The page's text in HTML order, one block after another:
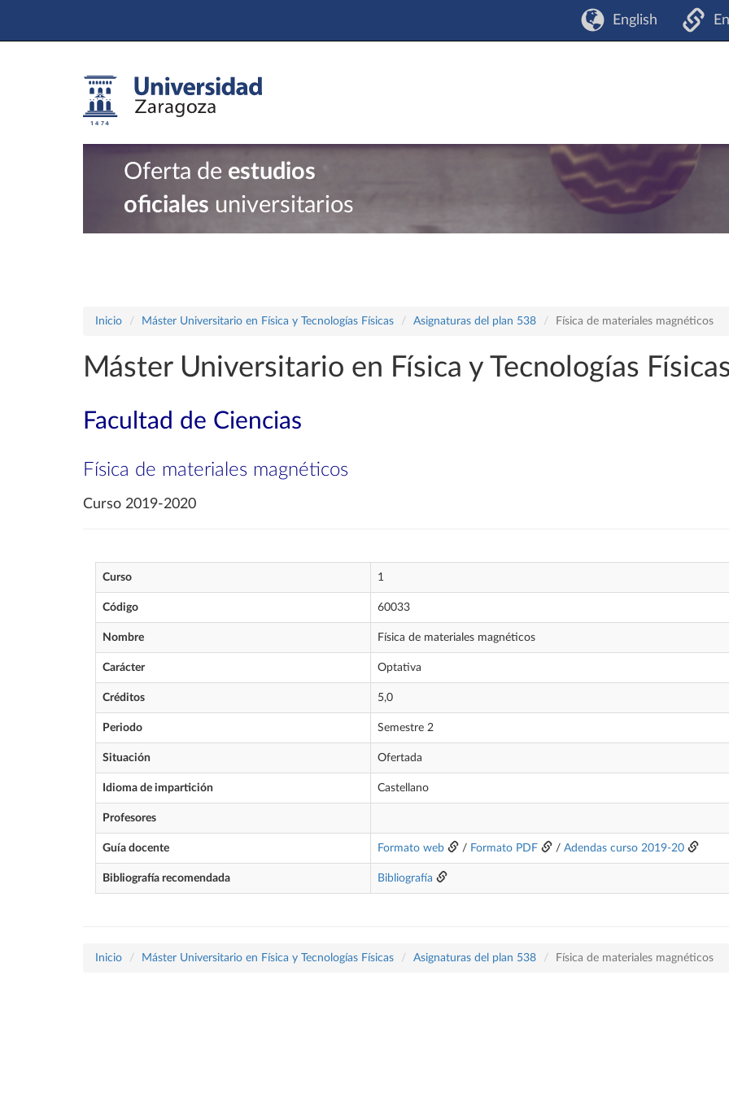
English
Oferta de estudios
oficiales universitarios
Inicio Máster Universitario en Física y Tecnologías Físicas Asignaturas del plan 538 Física de materiales magnéticos
Máster Universitario en Física y Tecnologías
Facultad de Ciencias
Física de materiales magnéticos
Curso 2019-2020
Curso 1
Código 60033
Nombre Física de materiales magnéticos
Carácter Optativa
Créditos 5,0
Periodo Semestre 2
Situación Ofertada
Idioma de impartición Castellano
Profesores
Guía docente Formato web / Formato PDF / Adendas curso 2019-20
Bibliografía recomendada Bibliografía
Inicio Máster Universitario en Física y Tecnologías Físicas Asignaturas del plan 538 Física de materiales magnéticos